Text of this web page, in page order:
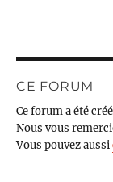
CE FORUM
Ce forum a été
Nous vous
Vous pouvez aussi